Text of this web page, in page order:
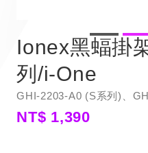
Ionex黑蝠掛
列/i-One
GHI-2203-A0 (S系列)、
NT$ 1,390